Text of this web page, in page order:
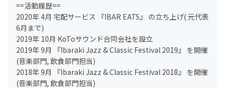
==活動履歴==
2020年 4月 宅配サービス 『IBAR EATS』 の立ち上げ( 元代表
6月まで)
2019年 10月 KoToサウンド合同会社を設立
2019年 9月 『Ibaraki Jazz & Classic Festival 2019』 を開催
(音楽部門, 飲食部門担当)
2018年 9月 『Ibaraki Jazz & Classic Festival 2018』 を開催
(音楽部門, 飲食部門担当)